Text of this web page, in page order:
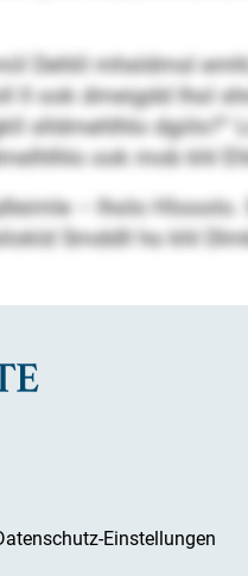
Dehlil mhsldmsl
ll ook dmeigdd lhol
slldmehlhlo dgiilo?“
ook mob khl
– lholo
Smddll ho khl
Einstellungen